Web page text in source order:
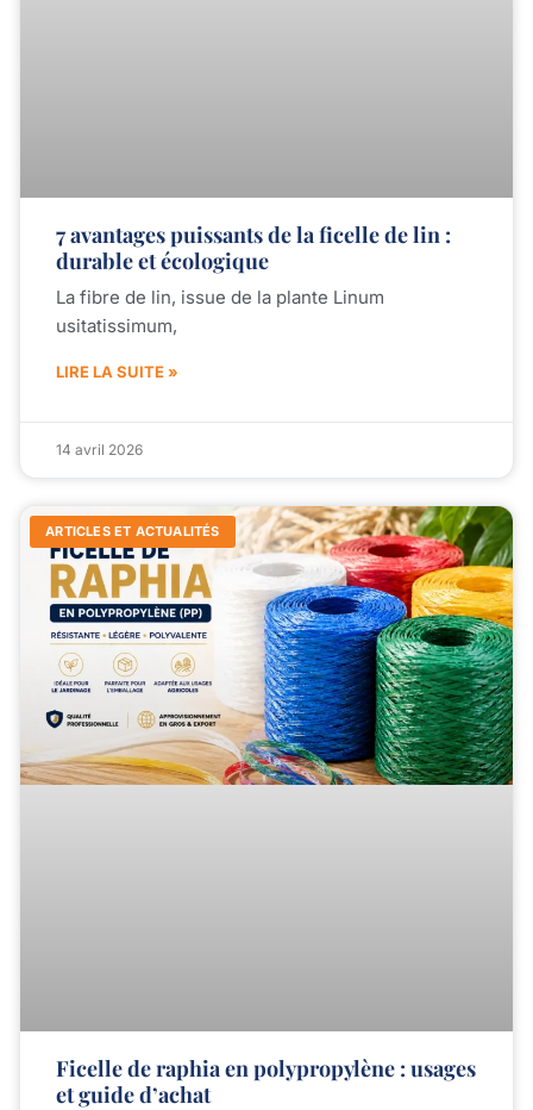
7 avantages puissants de la ficelle de lin :
durable et écologique
La fibre de lin, issue de la plante Linum
usitatissimum,
LIRE LA SUITE »
14 avril 2026
ARTICLES ET ACTUALITÉS
Ficelle de raphia en polypropylène : usages
et guide d’achat